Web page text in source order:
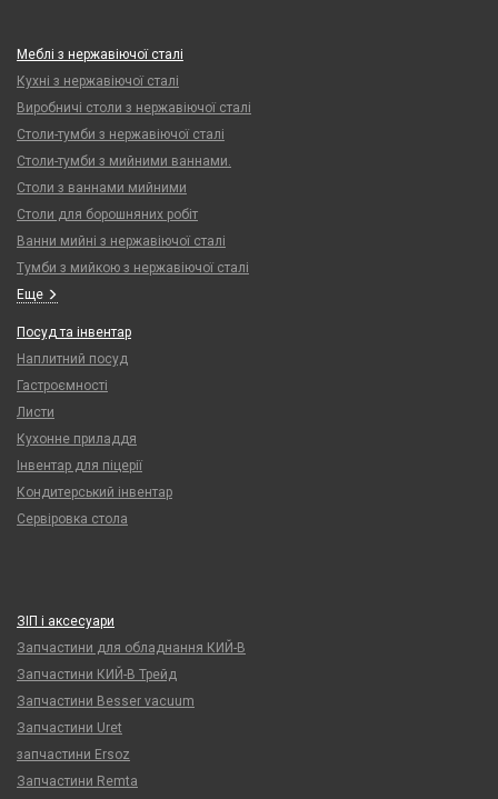
Меблі з нержавіючої сталі
Кухні з нержавіючої сталі
Виробничі столи з нержавіючої сталі
Столи-тумби з нержавіючої сталі
Столи-тумби з мийними ваннами.
Столи з ваннами мийними
Столи для борошняних робіт
Ванни мийні з нержавіючої сталі
Тумби з мийкою з нержавіючої сталі
Еще
Посуд та інвентар
Наплитний посуд
Гастроємності
Листи
Кухонне приладдя
Інвентар для піцерії
Кондитерський інвентар
Сервіровка стола
ЗІП і аксесуари
Запчастини для обладнання КИЙ-В
Запчастини КИЙ-В Трейд
Запчастини Besser vacuum
Запчастини Uret
запчастини Ersoz
Запчастини Remta